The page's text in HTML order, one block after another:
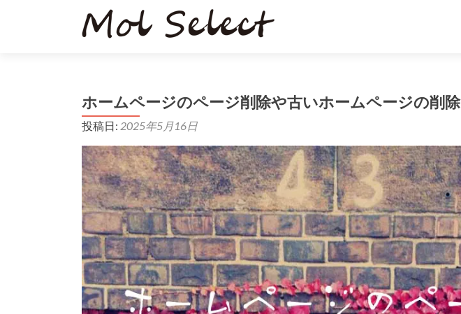
ホームページのページ削除や古いホームページの削除
投稿日: 2025年5月16日